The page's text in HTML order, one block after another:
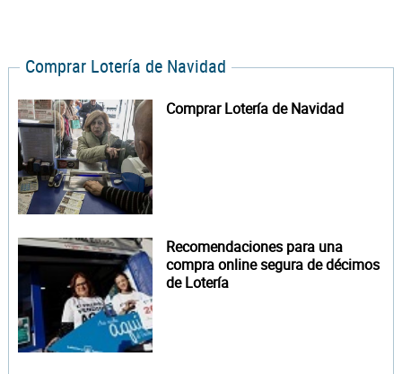
Comprar Lotería de Navidad
Comprar Lotería de Navidad
Recomendaciones para una
compra online segura de décimos
de Lotería